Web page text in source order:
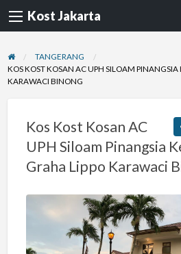
Kost Jakarta
TANGERANG
KOS KOST KOSAN AC UPH SILOAM PINANGSIA
KARAWACI BINONG
Kos Kost Kosan AC
UPH Siloam Pinangsia
Graha Lippo Karawaci